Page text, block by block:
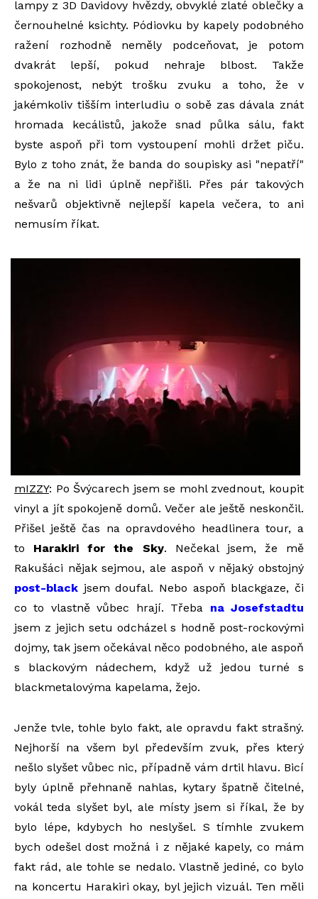
lampy z 3D Davidovy hvězdy, obvyklé zlaté oblečky a
černouhelné ksichty. Pódiovku by kapely podobného
ražení rozhodně neměly podceňovat, je potom
dvakrát lepší, pokud nehraje blbost. Takže
spokojenost, nebýt trošku zvuku a toho, že v
jakémkoliv tišším interludiu o sobě zas dávala znát
hromada kecálistů, jakože snad půlka sálu, fakt
byste aspoň při tom vystoupení mohli držet piču.
Bylo z toho znát, že banda do soupisky asi "nepatří"
a že na ni lidi úplně nepřišli. Přes pár takových
nešvarů objektivně nejlepší kapela večera, to ani
nemusím říkat.
mIZZY: Po Švýcarech jsem se mohl zvednout, koupit
vinyl a jít spokojeně domů. Večer ale ještě neskončil.
Přišel ještě čas na opravdového headlinera tour, a
to Harakiri for the Sky. Nečekal jsem, že mě
Rakušáci nějak sejmou, ale aspoň v nějaký obstojný
post-black jsem doufal. Nebo aspoň blackgaze, či
co to vlastně vůbec hrají. Třeba na Josefstadtu
jsem z jejich setu odcházel s hodně post-rockovými
dojmy, tak jsem očekával něco podobného, ale aspoň
s blackovým nádechem, když už jedou turné s
blackmetalovýma kapelama, žejo.
Jenže tvle, tohle bylo fakt, ale opravdu fakt strašný.
Nejhorší na všem byl především zvuk, přes který
nešlo slyšet vůbec nic, případně vám drtil hlavu. Bicí
byly úplně přehnaně nahlas, kytary špatně čitelné,
vokál teda slyšet byl, ale místy jsem si říkal, že by
bylo lépe, kdybych ho neslyšel. S tímhle zvukem
bych odešel dost možná i z nějaké kapely, co mám
fakt rád, ale tohle se nedalo. Vlastně jediné, co bylo
na koncertu Harakiri okay, byl jejich vizuál. Ten měli